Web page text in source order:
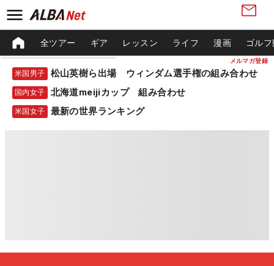
メルマガ登録
全ツアー ギア レッスン ライフ 漫画 ゴル
米国男子 松山英樹ら出場 ウィンダム選手権の組み合わせ
国内女子 北海道meijiカップ 組み合わせ
米国女子 最新の世界ランキング